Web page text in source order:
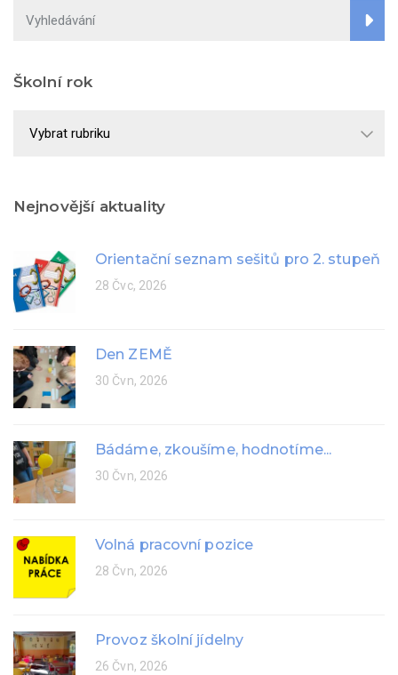
Školní rok
Nejnovější aktuality
Orientační seznam sešitů pro 2. stupeň
28 Čvc, 2026
Den ZEMĚ
30 Čvn, 2026
Bádáme, zkoušíme, hodnotíme...
30 Čvn, 2026
Volná pracovní pozice
28 Čvn, 2026
Provoz školní jídelny
26 Čvn, 2026